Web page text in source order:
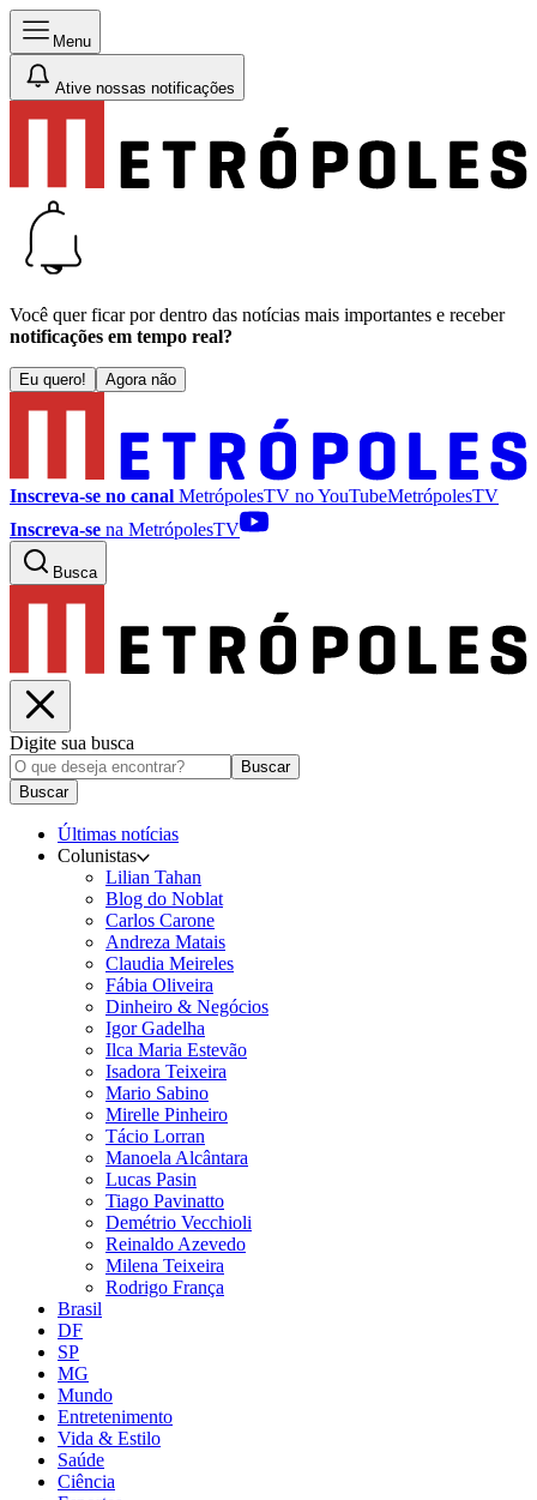
Menu
Ative nossas notificações
Você quer ficar por dentro das notícias mais importantes e receber
notificações em tempo real?
Eu quero! Agora não
Inscreva-se no canal MetrópolesTV noYouTubeMetrópolesTV
Inscreva-se na MetrópolesTV
Busca
Digite sua busca
Buscar
Buscar
Últimas notícias
Colunistas
Lilian Tahan
Blog do Noblat
Carlos Carone
Andreza Matais
Claudia Meireles
Fábia Oliveira
Dinheiro & Negócios
Igor Gadelha
Ilca Maria Estevão
Isadora Teixeira
Mario Sabino
Mirelle Pinheiro
Tácio Lorran
Manoela Alcântara
Lucas Pasin
Tiago Pavinatto
Demétrio Vecchioli
Reinaldo Azevedo
Milena Teixeira
Rodrigo França
Brasil
DF
SP
MG
Mundo
Entretenimento
Vida & Estilo
Saúde
Ciência